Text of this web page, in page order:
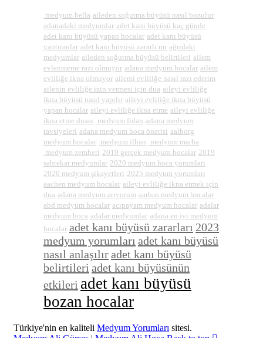
medyum bella aileden soğutma büyüsü nasıl bozulur
adanadaki medyumlar adet kanı büyüsü kaç günde
adet kanı büyüsü yapan hocalar adet kanı büyüsü
yaptıranlar adet kanı büyüsü zararlı mı ağrıdaki
medyumlar aileden soğutma büyüsü belirtileri ailem
evlenmeme razı olmuyor adana medyum hocalar ailem
evliliğe ikna olmuyor ailemi evliliğe nasıl razı ederim
ailenin evliliğe izin vermesi için dua aileyi evliliğe
ikna büyüsü nasıl yapılır aileyi evliliğe ikna büyüsü
yapan hocalar aileyi evliliğe ikna etme aileyi evliliğe
ikna etme duası
medyum fidan adana medyum
tavsiyeleri adana medyum hoca önerisi aalborg
medyum hocalar medyum ilhan medyum marha
medyum zemheri 2019 gerçek medyum hocalar 2019
sahtekar medyumlar 2020 medyum hoca yorumları
2020 medyum şikayetleri 2025 medyum yorumları
aachen medyum hocalar aileyi evliliğe ikna etmek için
dua adana medyum arıyorum aarhus medyum hocalar
abd medyum hocalar acıpayam medyum hocalar adalar
medyum hoca adalar medyumlar adana en iyi medyum
hocalar adet kanı büyüsü zararları 2023
medyum yorumları adet kanı büyüsü
nasıl anlaşılıradet kanı büyüsü
belirtileri adet kanı büyüsünün
etkileri adet kanı büyüsü
bozan hocalar
Türkiye'nin en kaliteli Medyum Yorumları sitesi.